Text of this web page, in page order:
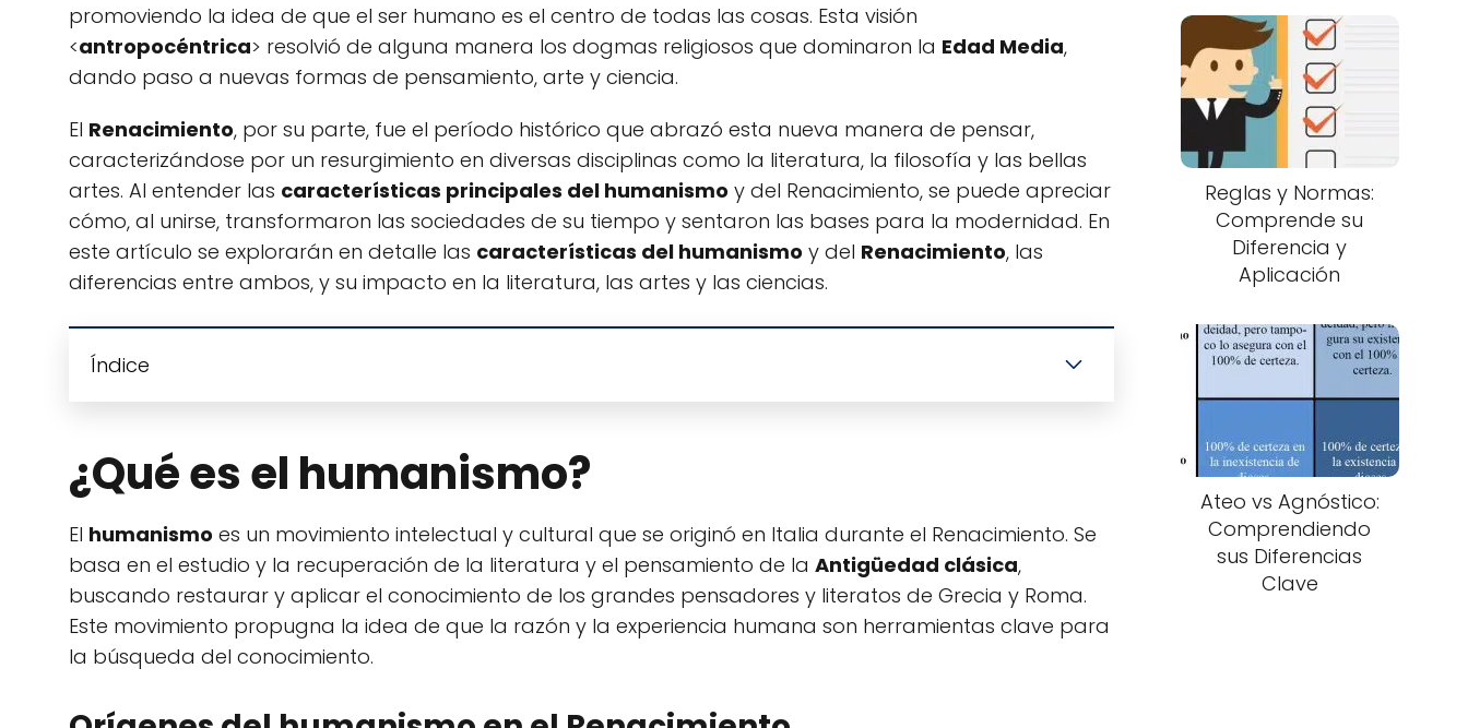
promoviendo la idea de que el ser humano es el centro de todas las cosas. Esta visión
<antropocéntrica> resolvió de alguna manera los dogmas religiosos que dominaron la Edad Media,
dando paso a nuevas formas de pensamiento, arte y ciencia.
El Renacimiento, por su parte, fue el período histórico que abrazó esta nueva manera de pensar,
caracterizándose por un resurgimiento en diversas disciplinas como la literatura, la filosofía y las bellas
artes. Al entender las características principales del humanismo y del Renacimiento, se puede apreciar
cómo, al unirse, transformaron las sociedades de su tiempo y sentaron las bases para la modernidad. En
este artículo se explorarán en detalle las características del humanismo y del Renacimiento, las
diferencias entre ambos, y su impacto en la literatura, las artes y las ciencias.
Índice
¿Qué es el humanismo?
El humanismo es un movimiento intelectual y cultural que se originó en Italia durante el Renacimiento. Se
basa en el estudio y la recuperación de la literatura y el pensamiento de la Antigüedad clásica,
buscando restaurar y aplicar el conocimiento de los grandes pensadores y literatos de Grecia y Roma.
Este movimiento propugna la idea de que la razón y la experiencia humana son herramientas clave para
la búsqueda del conocimiento.
Reglas y Normas:
Comprende su
Diferencia y
Aplicación
Ateo vs Agnóstico:
Comprendiendo
sus Diferencias
Clave